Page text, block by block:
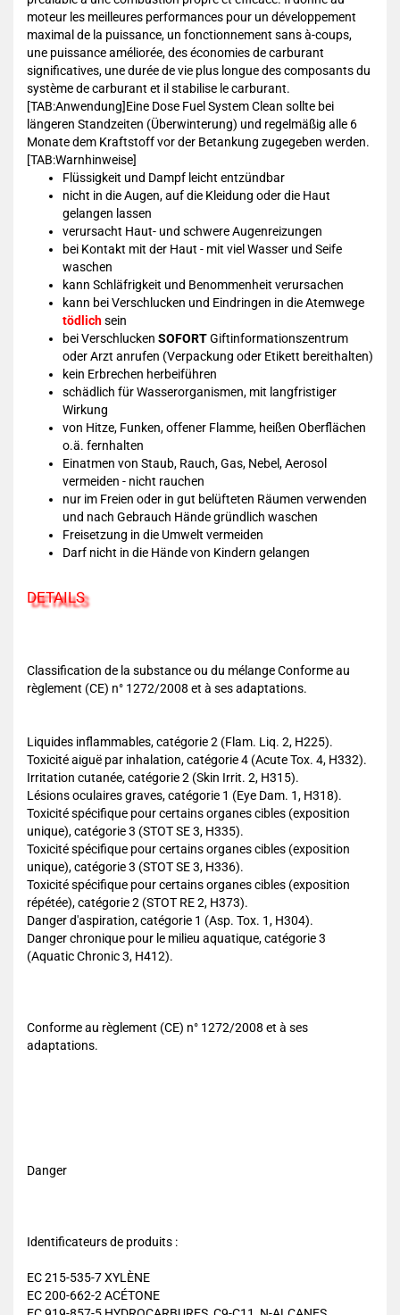
moteur les meilleures performances pour un développement
maximal de la puissance, un fonctionnement sans à-coups,
une puissance améliorée, des économies de carburant
significatives, une durée de vie plus longue des composants du
système de carburant et il stabilise le carburant.
[TAB:Anwendung]Eine Dose Fuel System Clean sollte bei
längeren Standzeiten (Überwinterung) und regelmäßig alle 6
Monate dem Kraftstoff vor der Betankung zugegeben werden.
[TAB:Warnhinweise]
Flüssigkeit und Dampf leicht entzündbar
nicht in die Augen, auf die Kleidung oder die Haut
gelangen lassen
verursacht Haut- und schwere Augenreizungen
bei Kontakt mit der Haut - mit viel Wasser und Seife
waschen
kann Schläfrigkeit und Benommenheit verursachen
kann bei Verschlucken und Eindringen in die Atemwege
tödlichsein
bei Verschlucken SOFORTGiftinformationszentrum
oder Arzt anrufen (Verpackung oder Etikett bereithalten)
kein Erbrechen herbeiführen
schädlich für Wasserorganismen, mit langfristiger
Wirkung
von Hitze, Funken, offener Flamme, heißen Oberflächen
o.ä. fernhalten
Einatmen von Staub, Rauch, Gas, Nebel, Aerosol
vermeiden - nicht rauchen
nur im Freien oder in gut belüfteten Räumen verwenden
und nach Gebrauch Hände gründlich waschen
Freisetzung in die Umwelt vermeiden
Darf nicht in die Hände von Kindern gelangen
DETAILS
Classification de la substance ou du mélange Conforme au
règlement (CE) n° 1272/2008 et à ses adaptations.
Liquides inflammables, catégorie 2 (Flam. Liq. 2, H225).
Toxicité aiguë par inhalation, catégorie 4 (Acute Tox. 4, H332).
Irritation cutanée, catégorie 2 (Skin Irrit. 2, H315).
Lésions oculaires graves, catégorie 1 (Eye Dam. 1, H318).
Toxicité spécifique pour certains organes cibles (exposition
unique), catégorie 3 (STOT SE 3, H335).
Toxicité spécifique pour certains organes cibles (exposition
unique), catégorie 3 (STOT SE 3, H336).
Toxicité spécifique pour certains organes cibles (exposition
répétée), catégorie 2 (STOT RE 2, H373).
Danger d'aspiration, catégorie 1 (Asp. Tox. 1, H304).
Danger chronique pour le milieu aquatique, catégorie 3
(Aquatic Chronic 3, H412).
Conforme au règlement (CE) n° 1272/2008 et à ses
adaptations.
Danger
Identificateurs de produits :
EC 215-535-7 XYLÈNE
EC 200-662-2 ACÉTONE